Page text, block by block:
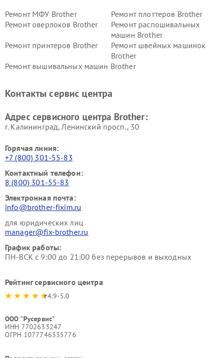
Ремонт МФУ Brother
Ремонт плоттеров Brother
Ремонт оверлоков Brother
Ремонт распошивальных
машин Brother
Ремонт принтеров Brother
Ремонт швейных машинок
Brother
Ремонт вышивальных машин Brother
Контакты сервис центра
Адрес сервисного центра Brother:
г. Калининград, Ленинский просп., 30
Горячая линия:
+7 (800) 301-55-83
Контактный телефон:
8 (800) 301-55-83
Электронная почта:
info@brother-fixim.ru
для юридических лиц
manager@fix-brother.ru
График работы:
ПН-ВСК с 9:00 до 21:00 без перерывов и выходных
Рейтинг сервисного центра
4.9-5.0
ООО "Русервис"
ИНН 7702633247
ОГРН 1077746335776